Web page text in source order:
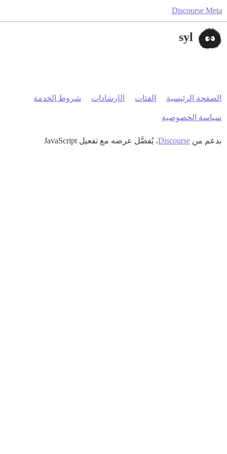
Discourse Meta
syl
الصفحة الرئيسية الفئات الإرشادات شروط الخدمة
سياسة الخصوصية
بدعم من Discourse، يُفضَّل عرضه مع تفعيل JavaScript